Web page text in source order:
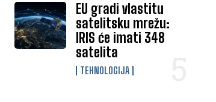
EU gradi vlastitu
satelitsku mrežu:
IRIS će imati 348
satelita
TEHNOLOGIJA